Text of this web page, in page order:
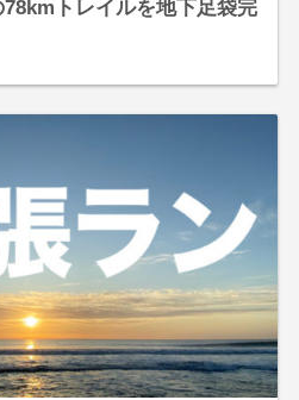
トレイルを地下足袋完